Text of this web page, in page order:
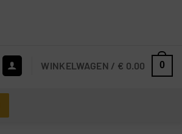
WINKELWAGEN / € 0.00 0